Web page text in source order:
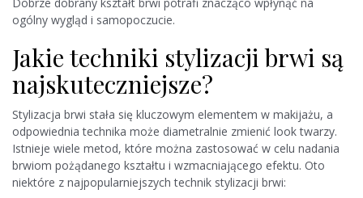
ogólny wygląd i samopoczucie.
Jakie techniki stylizacji brwi są
najskuteczniejsze?
Stylizacja brwi stała się kluczowym elementem w makijażu, a
odpowiednia technika może diametralnie zmienić look twarzy.
Istnieje wiele metod, które można zastosować w celu nadania
brwiom pożądanego kształtu i wzmacniającego efektu. Oto
niektóre z najpopularniejszych technik stylizacji brwi: